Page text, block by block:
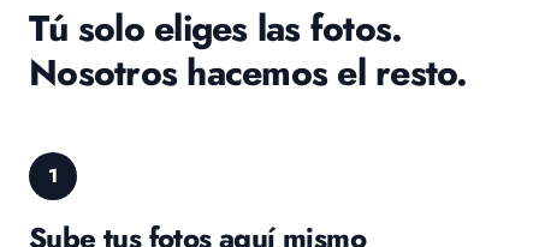
Tú solo eliges las fotos.
Nosotros hacemos el resto.
1
Sube tus fotos aquí mismo